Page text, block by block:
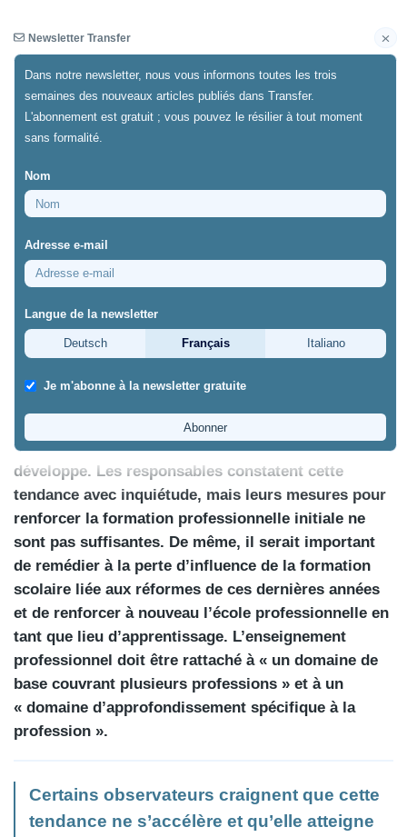
Newsletter Archives
« Formation professionnelle 2040 :
perspectives et visions » : Thèses critiques
Nous devrions renforcer la
formation scolaire
Markus Maurer
La formation professionnelle perd du terrain, tandis
que le degré secondaire II Formation générale se
développe. Les responsables constatent cette
tendance avec inquiétude, mais leurs mesures pour
renforcer la formation professionnelle initiale ne
sont pas suffisantes. De même, il serait important
de remédier à la perte d’influence de la formation
scolaire liée aux réformes de ces dernières années
et de renforcer à nouveau l’école professionnelle en
tant que lieu d’apprentissage. L’enseignement
professionnel doit être rattaché à « un domaine de
base couvrant plusieurs professions » et à un
« domaine d’approfondissement spécifique à la
profession ».
Certains observateurs craignent que cette
tendance ne s’accélère et qu’elle atteigne
Newsletter Transfer
Dans notre newsletter, nous vous informons toutes les trois
semaines des nouveaux articles publiés dans Transfer.
L'abonnement est gratuit ; vous pouvez le résilier à tout moment
sans formalité.
Nom
Adresse e-mail
Langue de la newsletter
Deutsch Français Italiano
Je m'abonne à la newsletter gratuite